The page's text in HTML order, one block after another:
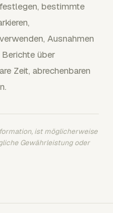
bestimmte
Ausnahmen
über
Zeit, abrechenbaren
ist möglicherweise
Gewährleistung oder